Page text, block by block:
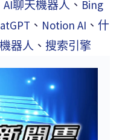
AI聊天機器人 、 Bing
、 Notion AI 、 什
器人 、 搜索引擎